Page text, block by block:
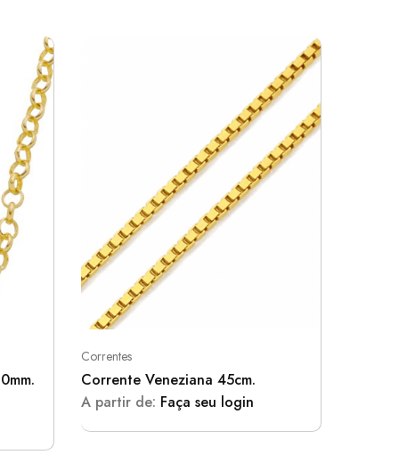
Correntes
Corrente Veneziana 45cm.
A partir de: Faça seu login